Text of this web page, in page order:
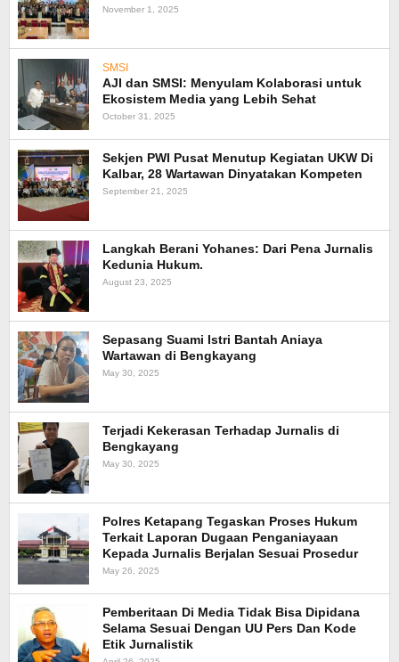
November 1, 2025
SMSI
AJI dan SMSI: Menyulam Kolaborasi untuk
Ekosistem Media yang Lebih Sehat
October 31, 2025
Sekjen PWI Pusat Menutup Kegiatan UKW Di
Kalbar, 28 Wartawan Dinyatakan Kompeten
September 21, 2025
Langkah Berani Yohanes: Dari Pena Jurnalis
Kedunia Hukum.
August 23, 2025
Sepasang Suami Istri Bantah Aniaya
Wartawan di Bengkayang
May 30, 2025
Terjadi Kekerasan Terhadap Jurnalis di
Bengkayang
May 30, 2025
Polres Ketapang Tegaskan Proses Hukum
Terkait Laporan Dugaan Penganiayaan
Kepada Jurnalis Berjalan Sesuai Prosedur
May 26, 2025
Pemberitaan Di Media Tidak Bisa Dipidana
Selama Sesuai Dengan UU Pers Dan Kode
Etik Jurnalistik